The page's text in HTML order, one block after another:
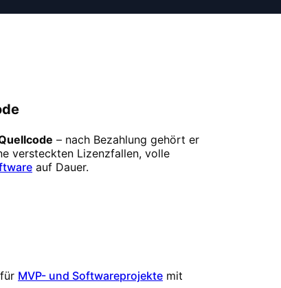
– nach Bezahlung gehört er
versteckten Lizenzfallen, volle
auf Dauer.
MVP- und Softwareprojekte mit